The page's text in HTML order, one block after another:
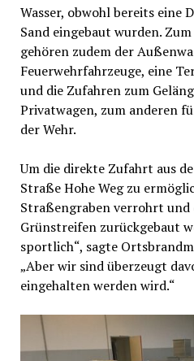
Wasser, obwohl bereits eine
Sand eingebaut wurden.
gehören zudem der
Feuerwehrfahrzeuge, eine
und die Zufahren zum
Privatwagen, zum anderen
der Wehr.
Um die direkte Zufahrt aus
Straße Hohe Weg zu
Straßengraben verrohrt und
Grünstreifen zurückgebaut
sportlich“, sagte
„Aber wir sind überzeugt
eingehalten werden wird.“